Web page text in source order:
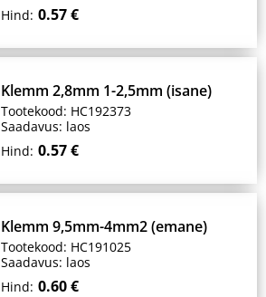
Hind: 0.57 €
Klemm 2,8mm 1-2,5mm (isane)
Tootekood: HC192373
Saadavus: laos
Hind: 0.57 €
Klemm 9,5mm-4mm2 (emane)
Tootekood: HC191025
Saadavus: laos
Hind: 0.60 €